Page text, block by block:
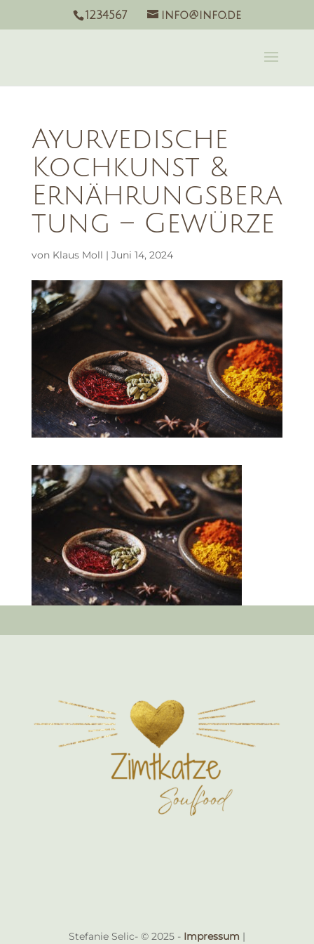
1234567 info@info.de
Ayurvedische
Kochkunst &
Ernährungsbera
tung – Gewürze
von Klaus Moll | Juni 14, 2024
Stefanie Selic- © 2025 - Impressum |